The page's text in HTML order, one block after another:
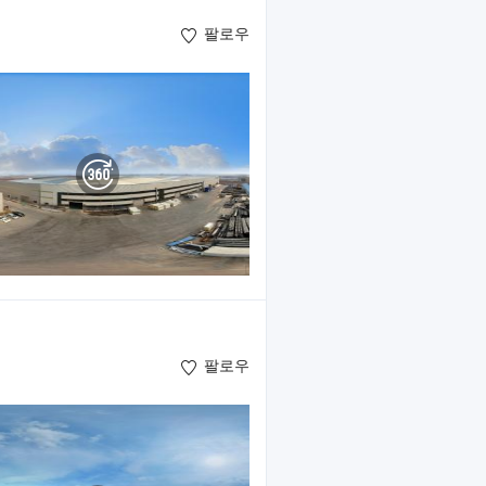
팔로우
팔로우